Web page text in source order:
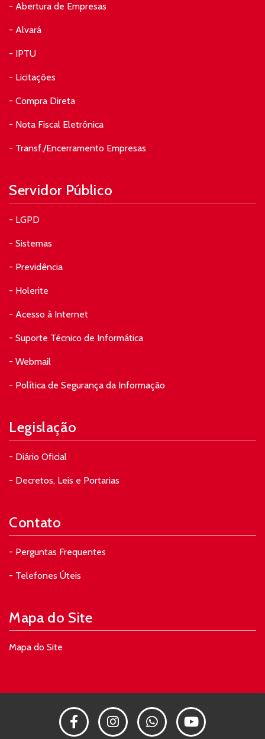
- Abertura de Empresas
- Alvará
- IPTU
- Licitações
- Compra Direta
- Nota Fiscal Eletrônica
- Transf./Encerramento Empresas
Servidor Público
- LGPD
- Sistemas
- Previdência
- Holerite
- Acesso à Internet
- Suporte Técnico de Informática
- Webmail
- Política de Segurança da Informação
Legislação
- Diário Oficial
- Decretos, Leis e Portarias
Contato
- Perguntas Frequentes
- Telefones Úteis
Mapa do Site
Mapa do Site